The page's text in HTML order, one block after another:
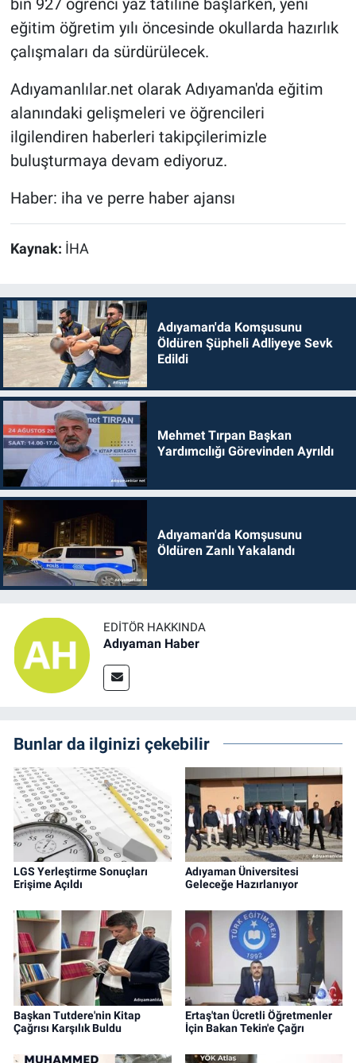
bin 927 öğrenci yaz tatiline başlarken, yeni
eğitim öğretim yılı öncesinde okullarda hazırlık
çalışmaları da sürdürülecek.
Adıyamanlılar.net olarak Adıyaman'da eğitim
alanındaki gelişmeleri ve öğrencileri
ilgilendiren haberleri takipçilerimizle
buluşturmaya devam ediyoruz.
Haber: iha ve perre haber ajansı
Kaynak: İHA
Adıyaman'da Komşusunu
Öldüren Şüpheli Adliyeye Sevk
Edildi
Mehmet Tırpan Başkan
Yardımcılığı Görevinden Ayrıldı
Adıyaman'da Komşusunu
Öldüren Zanlı Yakalandı
EDITÖR HAKKINDA
Adıyaman Haber
Bunlar da ilginizi çekebilir
LGS Yerleştirme Sonuçları
Erişime Açıldı
Adıyaman Üniversitesi
Geleceğe Hazırlanıyor
Başkan Tutdere'nin Kitap
Çağrısı Karşılık Buldu
Ertaş'tan Ücretli Öğretmenler
İçin Bakan Tekin'e Çağrı